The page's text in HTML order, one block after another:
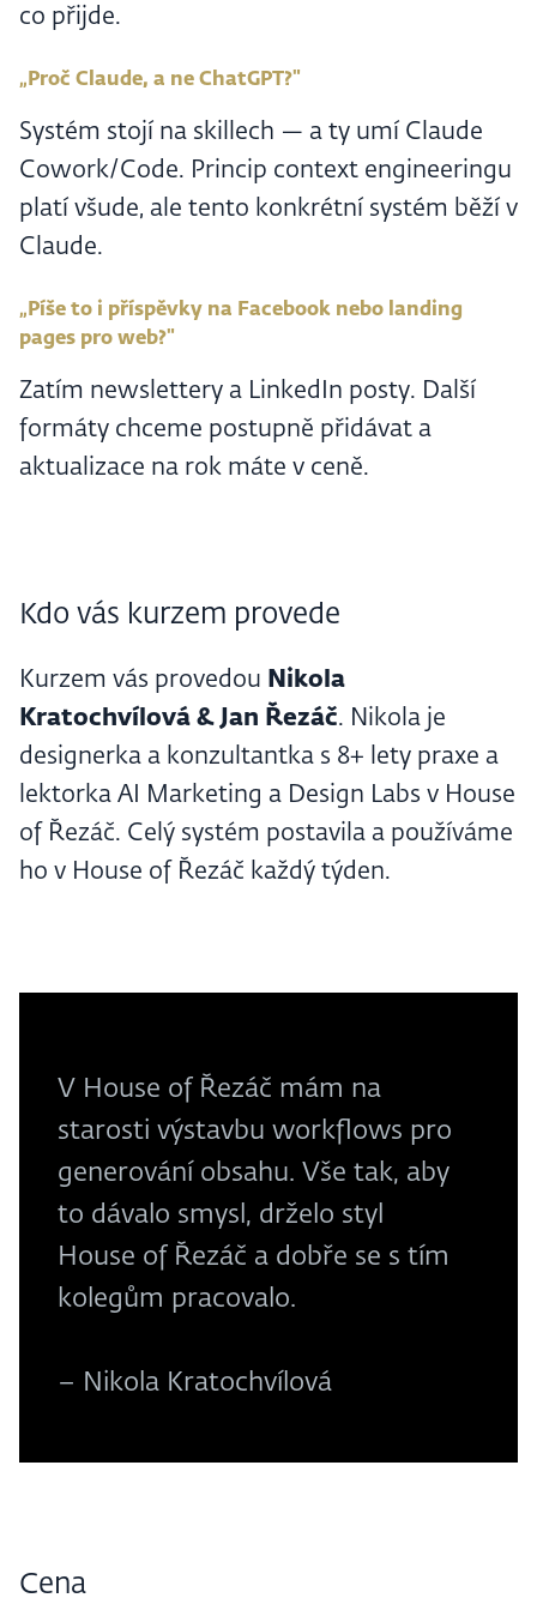
co přijde.
„Proč Claude, a ne ChatGPT?"
Systém stojí na skillech — a ty umí Claude
Cowork/Code. Princip context engineeringu
platí všude, ale tento konkrétní systém běží v
Claude.
„Píše to i příspěvky na Facebook nebo landing
pages pro web?"
Zatím newslettery a LinkedIn posty. Další
formáty chceme postupně přidávat a
aktualizace na rok máte v ceně.
Kdo vás kurzem provede
Kurzem vás provedou Nikola
Kratochvílová & Jan Řezáč. Nikola je
designerka a konzultantka s 8+ lety praxe a
lektorka AI Marketing a Design Labs v House
of Řezáč. Celý systém postavila a používáme
ho v House of Řezáč každý týden.
V House of Řezáč mám na
starosti výstavbu workflows pro
generování obsahu. Vše tak, aby
to dávalo smysl, drželo styl
House of Řezáč a dobře se s tím
kolegům pracovalo.
– Nikola Kratochvílová
Cena